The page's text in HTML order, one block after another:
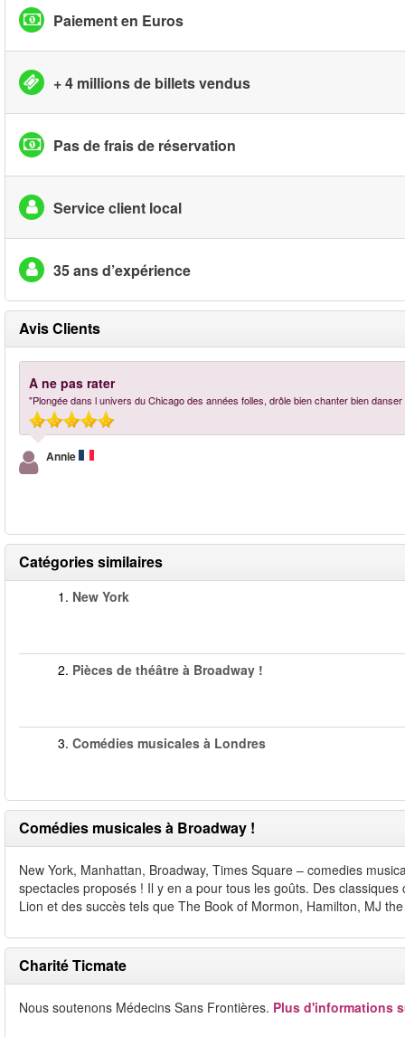
Paiement en Euros
+ 4 millions de billets vendus
Pas de frais de réservation
Service client local
35 ans d’expérience
Avis Clients
A ne pas rater
"Plongée dans l univers du Chicago des années folles, drôle bien chanter bien
Annie
Catégories similaires
1. New York
2. Pièces de théâtre à Broadway !
3. Comédies musicales à Londres
Comédies musicales à Broadway !
New York, Manhattan, Broadway, Times Square – comedies
spectacles proposés ! Il y en a pour tous les goûts. Des
Lion et des succès tels que The Book of Mormon, Hamilton, MJ
Charité Ticmate
Nous soutenons Médecins Sans Frontières. Plus d'informations